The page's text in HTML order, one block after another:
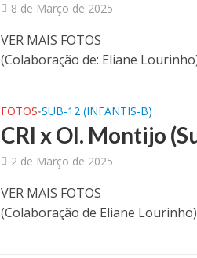
8 de Março de 2025
VER MAIS FOTOS
(Colaboração de: Eliane
FOTOS•SUB-12 (INFANTIS-B)
CRI x Ol. Montijo
2 de Março de 2025
VER MAIS FOTOS
(Colaboração de Eliane Lourinho)